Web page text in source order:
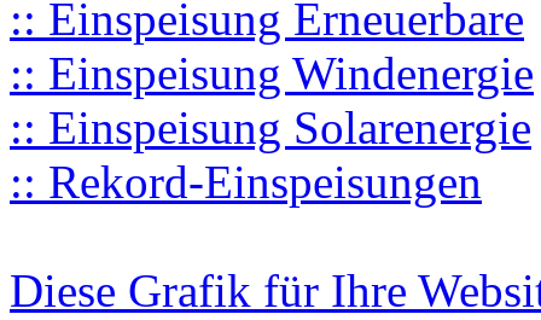
:: Einspeisung Erneuerbare
:: Einspeisung Windenergie
:: Einspeisung Solarenergie
:: Rekord-Einspeisungen
Diese Grafik für Ihre